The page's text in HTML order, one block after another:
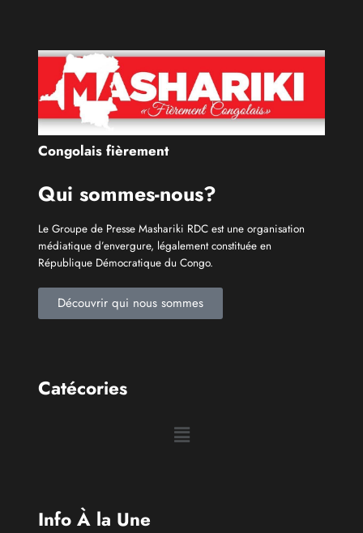
Congolais fièrement
Qui sommes-nous?
Le Groupe de Presse Mashariki RDC est une organisation
médiatique d’envergure, légalement constituée en
République Démocratique du Congo.
Découvrir qui nous sommes
Catécories
Info À la Une